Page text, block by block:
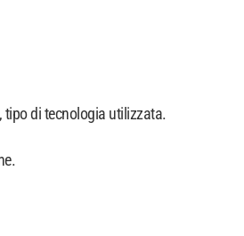
tipo di tecnologia utilizzata.